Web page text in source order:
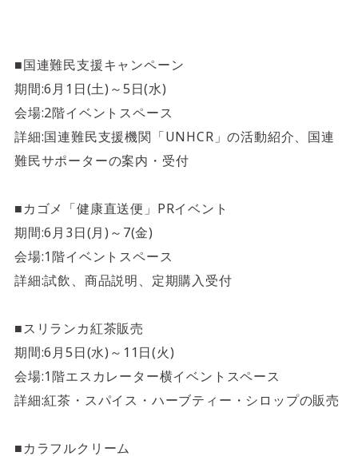
4F/5F Physical care floor
フィジカルケアフロア
営業時間 10:00 ~ 23:00
施設案内を見る
■国連難民支援キャンペーン
期間:6月1日(土)～5日(水)
会場:2階イベントスペース
詳細:国連難民支援機関「UNHCR」の活動紹介、国連
難民サポーターの案内・受付
■カゴメ「健康直送便」PRイベント
期間:6月3日(月)～7(金)
会場:1階イベントスペース
詳細:試飲、商品説明、定期購入受付
■スリランカ紅茶販売
期間:6月5日(水)～11日(火)
会場:1階エスカレーター横イベントスペース
詳細:紅茶・スパイス・ハーブティー・シロップの販売
■カラフルクリーム